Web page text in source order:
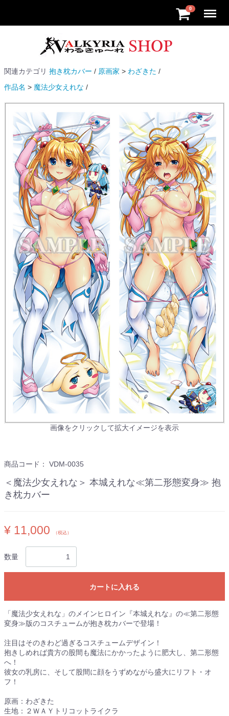
0
関連カテゴリ 抱き枕カバー 原画家
わざきた
作品名
魔法少女えれな
画像をクリックして拡大イメージを表示
商品コード： VDM-0035
＜魔法少女えれな＞ 本城えれな≪第二形態変身≫ 抱
き枕カバー
¥ 11,000 （税込）
数量
カートに入れる
「魔法少女えれな」のメインヒロイン『本城えれな』の≪第二形態
変身≫版のコスチュームが抱き枕カバーで登場！
注目はそのきわど過ぎるコスチュームデザイン！
抱きしめれば貴方の股間も魔法にかかったように肥大し、第二形態
へ！
彼女の乳房に、そして股間に顔をうずめながら盛大にリフト・オ
フ！
原画：わざきた
生地：２ＷＡＹトリコットライクラ